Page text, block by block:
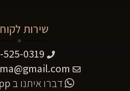
שירות
525-0319
דברו איתנו ב